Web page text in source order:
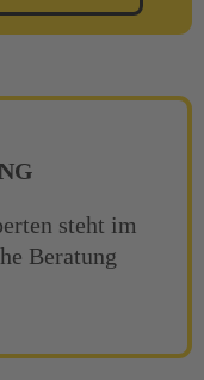
steht im
Beratung